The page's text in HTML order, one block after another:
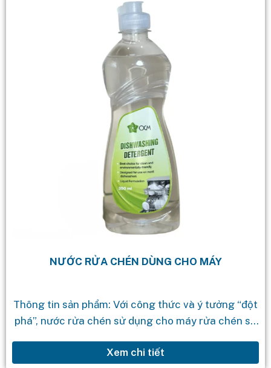
NƯỚC RỬA CHÉN DÙNG CHO MÁY
Thông tin sản phẩm: Với công thức và ý tưởng “đột
phá”, nước rửa chén sử dụng cho máy rửa chén sử
Xem chi tiết